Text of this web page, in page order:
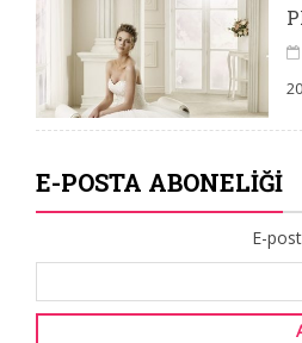
E-POSTA ABONELIĞI
E-